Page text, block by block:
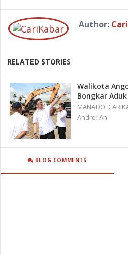
Author:
RELATED STORIES
Walikota
Bongkar
MANADO,
Andrei An
BLOG COMMENTS